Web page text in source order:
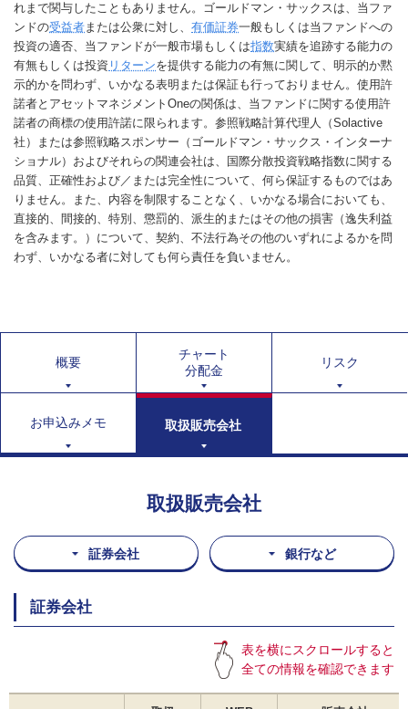
れまで関与したこともありません。ゴールドマン・サックスは、当ファ
ンドの受益者または公衆に対し、 有価証券一般もしくは当ファンドへの
投資の適否、当ファンドが一般市場もしくは指数実績を追跡する能力の
有無もしくは投資 リターンを提供する能力の有無に関して、明示的か黙
示的かを問わず、いかなる表明または保証も行っておりません。使用許
諾者とアセットマネジメントOneの関係は、当ファンドに関する使用許
諾者の商標の使用許諾に限られます。参照戦略計算代理人（Solactive
社）または参照戦略スポンサー（ゴールドマン・サックス・インターナ
ショナル）およびそれらの関連会社は、国際分散投資戦略指数に関する
品質、正確性および／または完全性について、何ら保証するものではあ
りません。また、内容を制限することなく、いかなる場合においても、
直接的、間接的、特別、懲罰的、派生的またはその他の損害（逸失利益
を含みます。）について、契約、不法行為その他のいずれによるかを問
わず、いかなる者に対しても何ら責任を負いません。
概要
チャート
分配金
リスク
お申込みメモ 取扱販売会社
取扱販売会社
証券会社 銀行など
証券会社
表を横にスクロールすると
全ての情報を確認できます